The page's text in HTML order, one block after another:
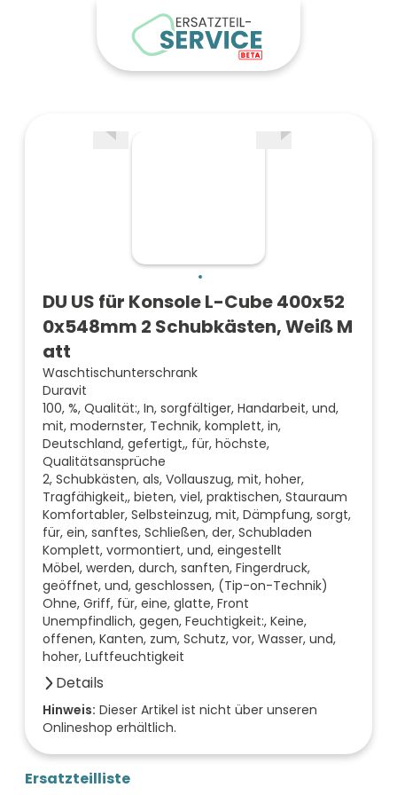
DU US für Konsole L-Cube 400x52
0x548mm 2 Schubkästen, Weiß M
att
Waschtischunterschrank
Duravit
100, %, Qualität:, In, sorgfältiger, Handarbeit, und,
mit, modernster, Technik, komplett, in,
Deutschland, gefertigt,, für, höchste,
Qualitätsansprüche
2, Schubkästen, als, Vollauszug, mit, hoher,
Tragfähigkeit,, bieten, viel, praktischen, Stauraum
Komfortabler, Selbsteinzug, mit, Dämpfung, sorgt,
für, ein, sanftes, Schließen, der, Schubladen
Komplett, vormontiert, und, eingestellt
Möbel, werden, durch, sanften, Fingerdruck,
geöffnet, und, geschlossen, (Tip-on-Technik)
Ohne, Griff, für, eine, glatte, Front
Unempfindlich, gegen, Feuchtigkeit:, Keine,
offenen, Kanten, zum, Schutz, vor, Wasser, und,
hoher, Luftfeuchtigkeit
Details
Farbe der Front
520
Höhe (mm)
Hinweis: Dieser Artikel ist nicht über unseren
Onlineshop erhältlich.
Ersatzteilliste